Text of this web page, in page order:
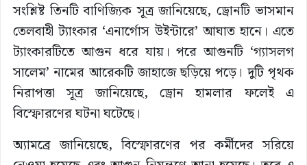
সংশ্লিষ্ট তিনটি বাণিজ্যিক সূত্র জানিয়েছে, ড্রোনটি ভাসমান
তেলবাহী ট্যাংকার ‘এনার্গোস উইন্টারে’ আঘাত হানে। এতে
ট্যাংকারটিতে আগুন ধরে যায়। পরে আগুনটি ‘গ্যাসলগ
সালেম’ নামের আরেকটি জাহাজে ছড়িয়ে পড়ে। দুটি পৃথক
নিরাপত্তা সূত্র জানিয়েছে, ড্রোন হামলার ফলেই এ
বিস্ফোরণের ঘটনা ঘটেছে।
অ্যামব্রে জানিয়েছে, বিস্ফোরণের পর কর্মীদের সরিয়ে